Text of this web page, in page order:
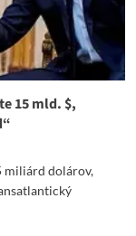
15 mld. $,
miliárd dolárov,